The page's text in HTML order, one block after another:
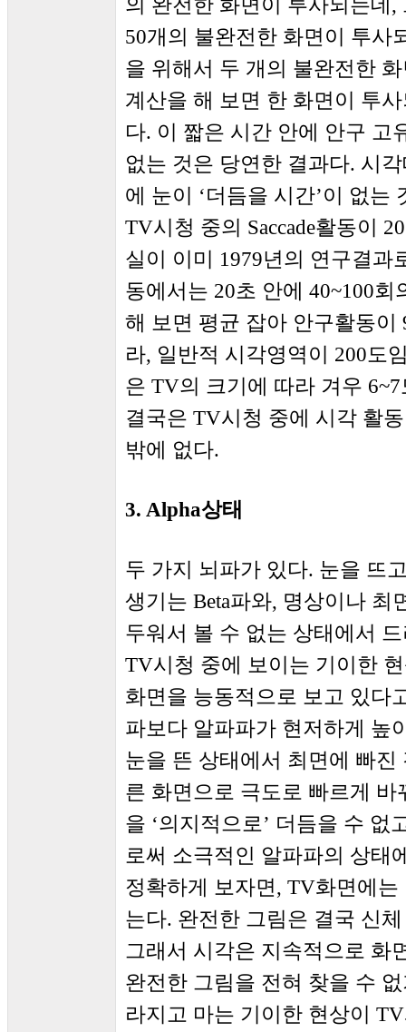
50개의 불완전한 화면이 투사
을 위해서 두 개의 불완전한
계산을 해 보면 한 화면이 투
다. 이 짧은 시간 안에 안구 고
없는 것은 당연한 결과다. 시
에 눈이 ‘더듬을 시간’이 없는
TV시청 중의 Saccade활동이
실이 이미 1979년의 연구결과
동에서는 20초 안에 40~100회
해 보면 평균 잡아 안구활동이
라, 일반적 시각영역이 200도
은 TV의 크기에 따라 겨우
결국은 TV시청 중에 시각 활
밖에 없다.
3. Alpha상태
두 가지 뇌파가 있다. 눈을 뜨
생기는 Beta파와, 명상이나 최
두워서 볼 수 없는 상태에서
TV시청 중에 보이는 기이한
화면을 능동적으로 보고 있다
파보다 알파파가 현저하게 높
눈을 뜬 상태에서 최면에 빠
른 화면으로 극도로 빠르게
을 ‘의지적으로’ 더듬을 수 없
로써 소극적인 알파파의 상태
정확하게 보자면, TV화면에
는다. 완전한 그림은 결국 신
그래서 시각은 지속적으로 화
완전한 그림을 전혀 찾을 수
라지고 마는 기이한 현상이